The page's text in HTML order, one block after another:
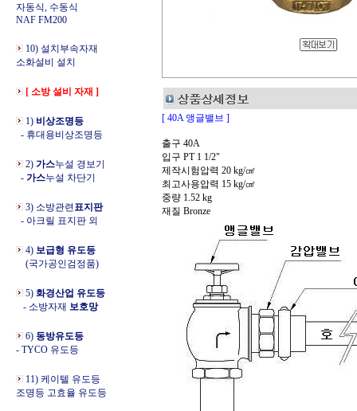
자동식, 수동식
NAF FM200
10) 설치부속자재
소화설비 설치
[ 소방 설비 자재 ]
1) 비상조명등
- 휴대용비상조명등
2) 가스누설 경보기
- 가스누설 차단기
3) 소방관련 표지판
- 아크릴 표지판 외
4) 보급형 유도등
(국가공인검정품)
5) 화경산업 유도등
- 소방자재 보호망
6) 동방유도등
- TYCO 유도등
11) 케이텔 유도등
조명등 고효율 유도등
[ 40A 앵글밸브 ]
출구 40A
입구 PT 1 1/2"
제작시험압력 20 kg/㎠
최고사용압력 15 kg/㎠
중량 1.52 kg
재질 Bronze